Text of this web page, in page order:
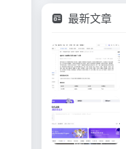
最新文章